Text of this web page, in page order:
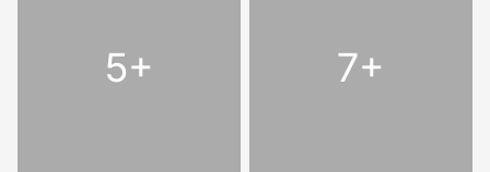
5+ 7+